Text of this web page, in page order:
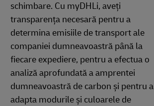
schimbare. Cu myDHLi, aveți
transparența necesară pentru a
determina emisiile de transport ale
companiei dumneavoastră până la
fiecare expediere, pentru a efectua o
analiză aprofundată a amprentei
dumneavoastră de carbon și pentru a
adapta modurile și culoarele de